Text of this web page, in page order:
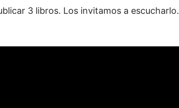
3 libros. Los invitamos a escucharlo.